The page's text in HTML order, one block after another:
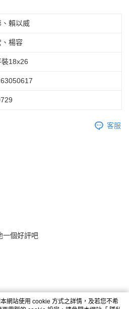
、賴以威
楊容
18x26
客服
一個好評吧
網站使用 cookie 方式之詳情，及若您不希